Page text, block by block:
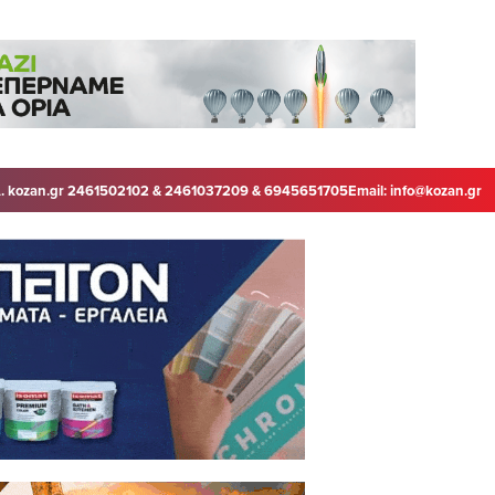
kozan.gr 2461502102 & 2461037209 & 6945651705Email:info@kozan.gr